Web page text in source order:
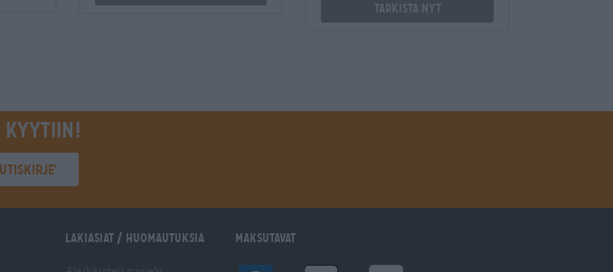
Tarkista nyt
kyytiin!
Lakiasiat / Huomautuksia Maksutavat